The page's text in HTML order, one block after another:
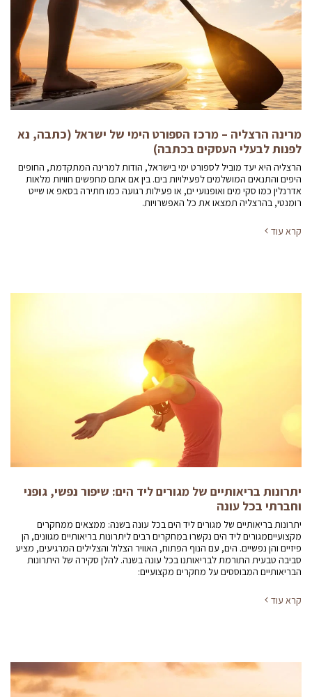
מרינה הרצליה – מרכז הספורט הימי של ישראל (כתבה, נא
לפנות לבעלי העסקים בכתבה)
הרצליה היא יעד מוביל לספורט ימי בישראל, הודות למרינה המתקדמת, החופים
היפים והתנאים המושלמים לפעילויות בים. בין אם אתם מחפשים חוויות מלאות
אדרנלין כמו סקי מים ואופנועי ים, או פעילות רגועה כמו חתירה בסאפ או שייט
רומנטי, בהרצליה תמצאו את כל האפשרויות.
קרא עוד
יתרונות בריאותיים של מגורים ליד הים: שיפור נפשי, גופני
וחברתי בכל עונה
יתרונות בריאותיים של מגורים ליד הים בכל עונה בשנה: ממצאים ממחקרים
מקצועייםמגורים ליד הים נקשרו במחקרים רבים ליתרונות בריאותיים מגוונים, הן
פיזיים והן נפשיים. הים, עם הנוף הפתוח, האוויר הצלול והצלילים המרגיעים, מציע
סביבה טבעית התורמת לבריאותנו בכל עונה בשנה. להלן סקירה של היתרונות
הבריאותיים המבוססים על מחקרים מקצועיים:
קרא עוד